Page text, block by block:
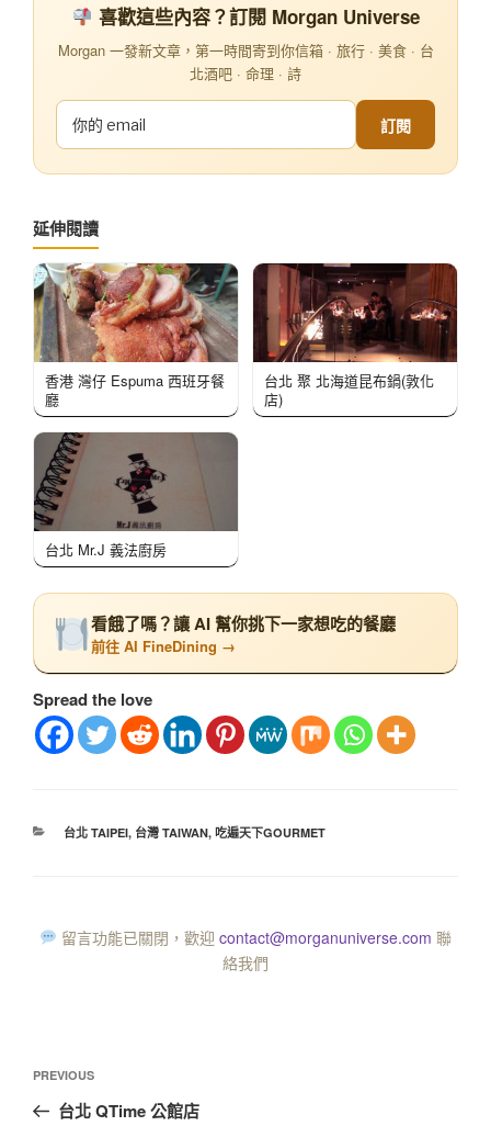
喜歡這些內容？訂閱 Morgan Universe
Morgan 一發新文章，第一時間寄到你信箱 · 旅行 · 美食 · 台
北酒吧 · 命理 · 詩
訂閱
延伸閱讀
香港 灣仔 Espuma 西班牙餐
廳
台北 聚 北海道昆布鍋(敦化
店)
台北 Mr.J 義法廚房
看餓了嗎？讓 AI 幫你挑下一家想吃的餐廳
前往 AI FineDining →
Spread the love
台北 TAIPEI, 台灣 TAIWAN, 吃遍天下GOURMET
留言功能已關閉，歡迎 contact@morganuniverse.com 聯
絡我們
PREVIOUS
台北 QTime 公館店